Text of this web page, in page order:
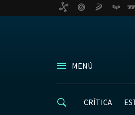
MENÚ
CRÍTICA